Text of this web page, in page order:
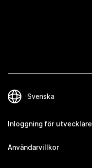
Inloggning för utvecklare
Användarvillkor